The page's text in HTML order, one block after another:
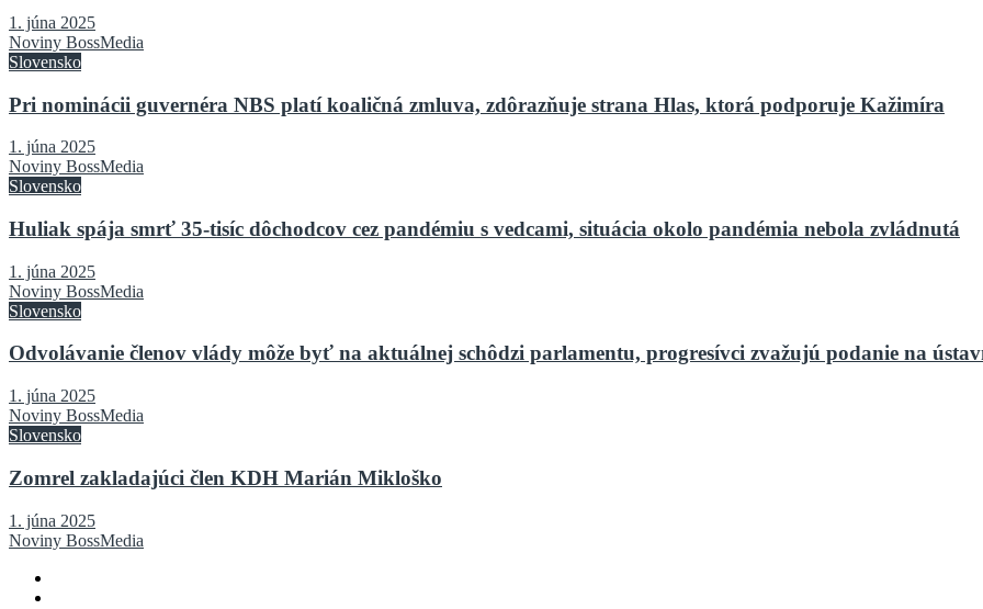
1. júna 2025
Noviny BossMedia
Slovensko
Pri nominácii guvernéra NBS platí koaličná zmluva, zdôrazňuje strana Hlas, ktorá podporuje Kažimíra
1. júna 2025
Noviny BossMedia
Slovensko
Huliak spája smrť 35-tisíc dôchodcov cez pandémiu s vedcami, situácia okolo pandémia nebola zvládnutá
1. júna 2025
Noviny BossMedia
Slovensko
Odvolávanie členov vlády môže byť na aktuálnej schôdzi parlamentu, progresívci zvažujú podanie na
1. júna 2025
Noviny BossMedia
Slovensko
Zomrel zakladajúci člen KDH Marián Mikloško
1. júna 2025
Noviny BossMedia